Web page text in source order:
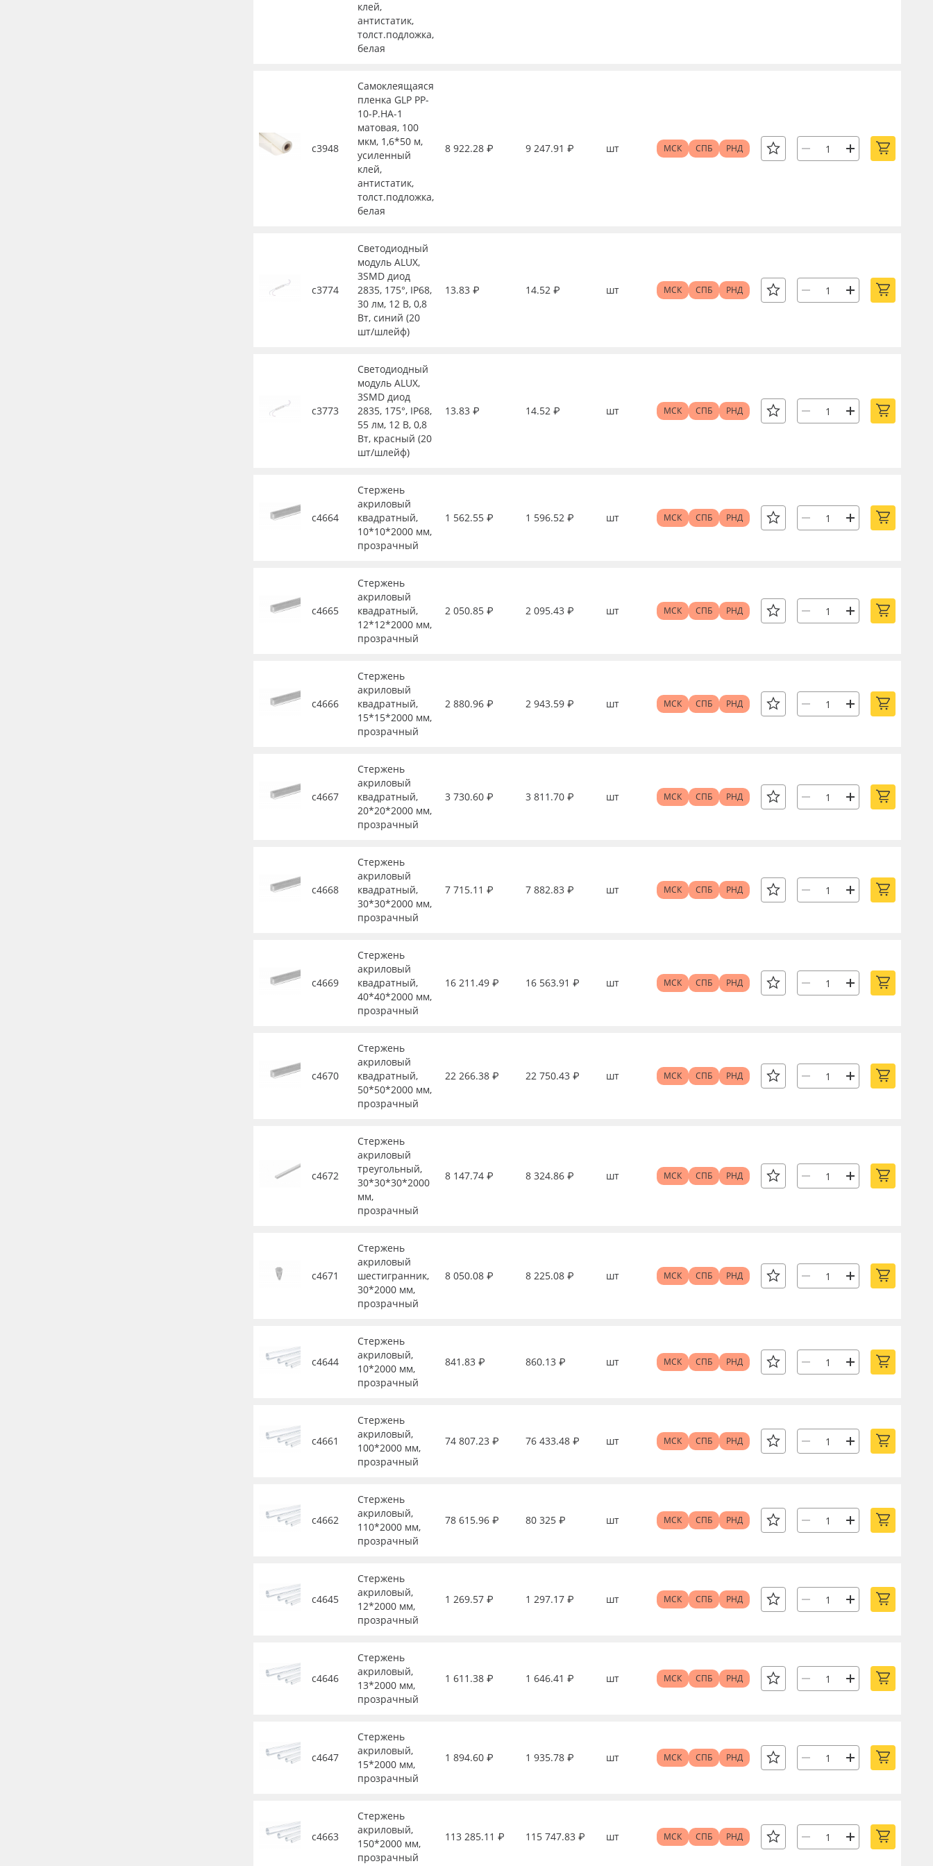
клей,
антистатик,
толст.подложка,
белая
с3948
Самоклеящаяся
пленка GLP PP-
10-P.HA-1
матовая, 100
мкм, 1,6*50 м,
усиленный
клей,
антистатик,
толст.подложка,
белая
8 922.28 ₽ 9 247.91 ₽ шт МСК СПБ РНД
с3774
Светодиодный
модуль ALUX,
3SMD диод
2835, 175°, IP68,
30 лм, 12 В, 0,8
Вт, синий (20
шт/шлейф)
13.83 ₽ 14.52 ₽ шт МСК СПБ РНД
с3773
Светодиодный
модуль ALUX,
3SMD диод
2835, 175°, IP68,
55 лм, 12 В, 0,8
Вт, красный (20
шт/шлейф)
13.83 ₽ 14.52 ₽ шт МСК СПБ РНД
с4664
Стержень
акриловый
квадратный,
10*10*2000 мм,
прозрачный
1 562.55 ₽ 1 596.52 ₽ шт МСК СПБ РНД
с4665
Стержень
акриловый
квадратный,
12*12*2000 мм,
прозрачный
2 050.85 ₽ 2 095.43 ₽ шт МСК СПБ РНД
с4666
Стержень
акриловый
квадратный,
15*15*2000 мм,
прозрачный
2 880.96 ₽ 2 943.59 ₽ шт МСК СПБ РНД
с4667
Стержень
акриловый
квадратный,
20*20*2000 мм,
прозрачный
3 730.60 ₽ 3 811.70 ₽ шт МСК СПБ РНД
с4668
Стержень
акриловый
квадратный,
30*30*2000 мм,
прозрачный
7 715.11 ₽ 7 882.83 ₽ шт МСК СПБ РНД
с4669
Стержень
акриловый
квадратный,
40*40*2000 мм,
прозрачный
16 211.49 ₽ 16 563.91 ₽ шт МСК СПБ РНД
с4670
Стержень
акриловый
квадратный,
50*50*2000 мм,
прозрачный
22 266.38 ₽ 22 750.43 ₽ шт МСК СПБ РНД
с4672
Стержень
акриловый
треугольный,
30*30*30*2000
мм,
прозрачный
8 147.74 ₽ 8 324.86 ₽ шт МСК СПБ РНД
с4671
Стержень
акриловый
шестигранник,
30*2000 мм,
прозрачный
8 050.08 ₽ 8 225.08 ₽ шт МСК СПБ РНД
с4644
Стержень
акриловый,
10*2000 мм,
прозрачный
841.83 ₽ 860.13 ₽ шт МСК СПБ РНД
с4661
Стержень
акриловый,
100*2000 мм,
прозрачный
74 807.23 ₽ 76 433.48 ₽ шт МСК СПБ РНД
с4662
Стержень
акриловый,
110*2000 мм,
прозрачный
78 615.96 ₽ 80 325 ₽ шт МСК СПБ РНД
с4645
Стержень
акриловый,
12*2000 мм,
прозрачный
1 269.57 ₽ 1 297.17 ₽ шт МСК СПБ РНД
с4646
Стержень
акриловый,
13*2000 мм,
прозрачный
1 611.38 ₽ 1 646.41 ₽ шт МСК СПБ РНД
с4647
Стержень
акриловый,
15*2000 мм,
прозрачный
1 894.60 ₽ 1 935.78 ₽ шт МСК СПБ РНД
с4663
Стержень
акриловый,
150*2000 мм,
прозрачный
113 285.11 ₽ 115 747.83 ₽ шт МСК СПБ РНД